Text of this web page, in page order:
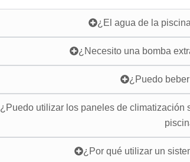
¿El agua de la
¿Necesito una bomba
¿Puedo
¿Puedo utilizar los paneles de climatización
¿Por qué utilizar un